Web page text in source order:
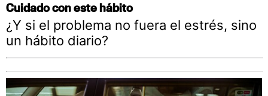
Cuidado con este hábito
¿Y si el problema no fuera el estrés, sino
un hábito diario?